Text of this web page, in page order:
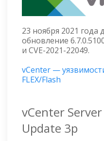
23 ноября 2021
обновление
и CVE-2021-22049.
vCenter —
FLEX/Flash
vCenter
Update 3p